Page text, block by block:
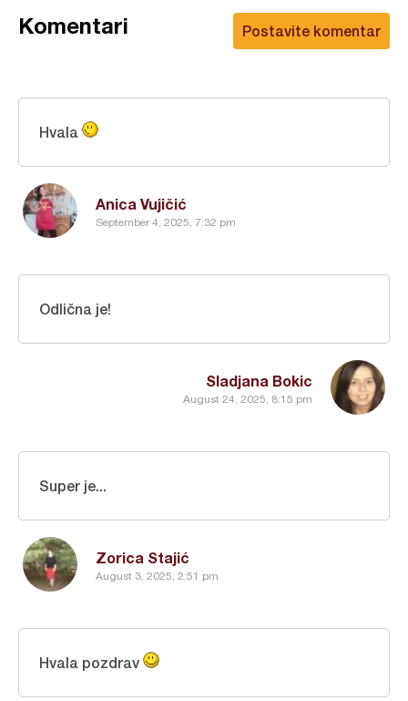
Postavite komentar
Komentari
Anica Vujičić
September 4, 2025, 7:32 pm
Hvala
Sladjana Bokic
August 24, 2025, 8:15 pm
Odlična je!
Zorica Stajić
August 3, 2025, 2:51 pm
Super je...
Hvala pozdrav